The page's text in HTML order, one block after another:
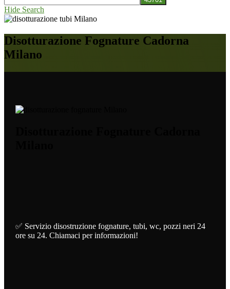
Hide Search
Disotturazione Fognature Cadorna
Milano
✅ Servizio disostruzione fognature, tubi, wc, pozzi neri 24
ore su 24. Chiamaci per informazioni!